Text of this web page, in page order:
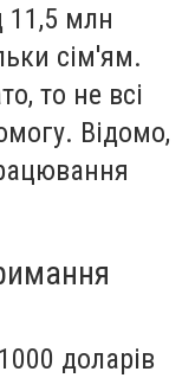
11,5 млн
сім'ям.
то не всі
Відомо,
доларів